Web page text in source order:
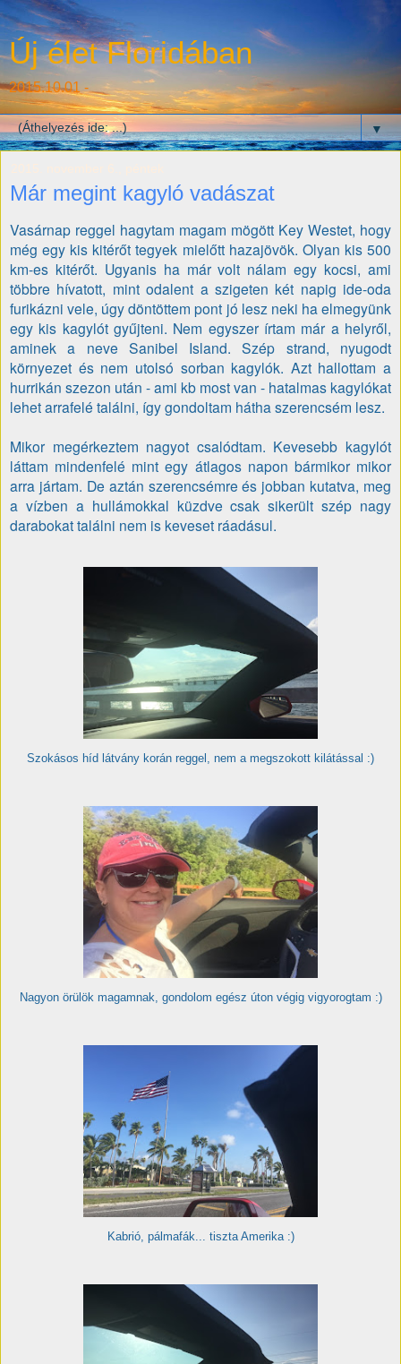
Új élet Floridában
2015.10.01 -
▼
Már megint kagyló vadászat
Vasárnap reggel hagytam magam mögött Key Westet, hogy
még egy kis kitérőt tegyek mielőtt hazajövök. Olyan kis 500
km-es kitérőt. Ugyanis ha már volt nálam egy kocsi, ami
többre hívatott, mint odalent a szigeten két napig ide-oda
furikázni vele, úgy döntöttem pont jó lesz neki ha elmegyünk
egy kis kagylót gyűjteni. Nem egyszer írtam már a helyről,
aminek a neve Sanibel Island. Szép strand, nyugodt
környezet és nem utolsó sorban kagylók. Azt hallottam a
hurrikán szezon után - ami kb most van - hatalmas kagylókat
lehet arrafelé találni, így gondoltam hátha szerencsém lesz.
Mikor megérkeztem nagyot csalódtam. Kevesebb kagylót
láttam mindenfelé mint egy átlagos napon bármikor mikor
arra jártam. De aztán szerencsémre és jobban kutatva, meg
a vízben a hullámokkal küzdve csak sikerült szép nagy
darabokat találni nem is keveset ráadásul.
Szokásos híd látvány korán reggel, nem a megszokott kilátással :)
Nagyon örülök magamnak, gondolom egész úton végig vigyorogtam :)
Kabrió, pálmafák... tiszta Amerika :)